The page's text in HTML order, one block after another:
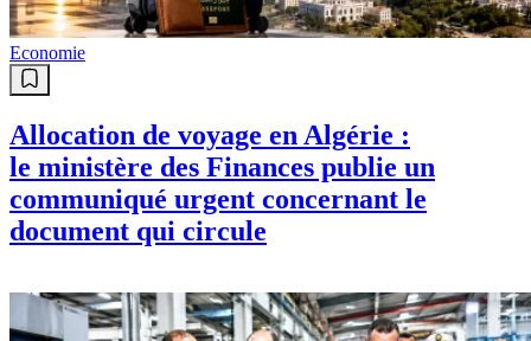
Economie
Allocation de voyage en Algérie :
le ministère des Finances publie un
communiqué urgent concernant le
document qui circule